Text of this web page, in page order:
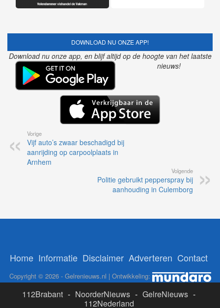
DOWNLOAD NU ONZE APP!
Download nu onze app, en blijf altijd op de hoogte van het laatste
nieuws!
Vorige
Vijf auto’s zwaar beschadigd bij
aanrijding op carpoolplaats in
Arnhem
Volgende
Politie gebruikt pepperspray bij
aanhouding in Culemborg
Home Informatie Disclaimer Adverteren Contact
Copyright © 2026 - Gelrenieuws.nl | Ontwikkeling:
112Brabant - NoorderNieuws - GelreNieuws -
112Nederland